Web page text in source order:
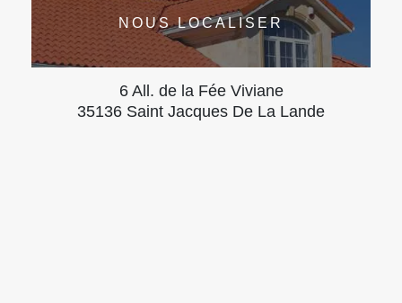
NOUS LOCALISER
6 All. de la Fée Viviane
35136 Saint Jacques De La Lande